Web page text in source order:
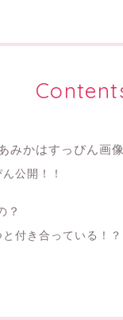
みかはすっぴん画
公開！！
？
付き合っている！？